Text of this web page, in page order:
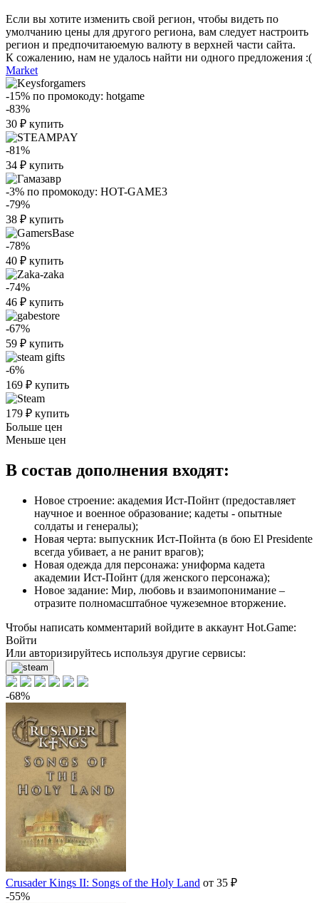
Если вы хотите изменить свой регион, чтобы видеть по
умолчанию цены для другого региона, вам следует настроить
регион и предпочитаюемую валюту в верхней части сайта.
К сожалению, нам не удалось найти ни одного предложения :(
Market
-15% по промокоду: hotgame
-83%
30 ₽ купить
-81%
34 ₽ купить
-3% по промокоду: HOT-GAME3
-79%
38 ₽ купить
-78%
40 ₽ купить
-74%
46 ₽ купить
-67%
59 ₽ купить
-6%
169 ₽ купить
179 ₽ купить
Больше цен
Меньше цен
В состав дополнения входят:
Новое строение: академия Ист-Пойнт (предоставляет
научное и военное образование; кадеты - опытные
солдаты и генералы);
Новая черта: выпускник Ист-Пойнта (в бою El Presidente
всегда убивает, а не ранит врагов);
Новая одежда для персонажа: униформа кадета
академии Ист-Пойнт (для женского персонажа);
Новое задание: Мир, любовь и взаимопонимание –
отразите полномасштабное чужеземное вторжение.
Чтобы написать комментарий войдите в аккаунт Hot.Game:
Войти
Или авторизируйтесь используя другие сервисы:
-68%
Crusader Kings II: Songs of the Holy Land от 35 ₽
-55%